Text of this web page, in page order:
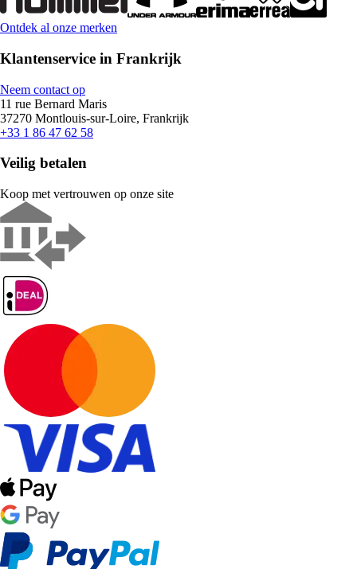
Ontdek al onze merken
Klantenservice in Frankrijk
Neem contact op
11 rue Bernard Maris
37270 Montlouis-sur-Loire, Frankrijk
+33 1 86 47 62 58
Veilig betalen
Koop met vertrouwen op onze site